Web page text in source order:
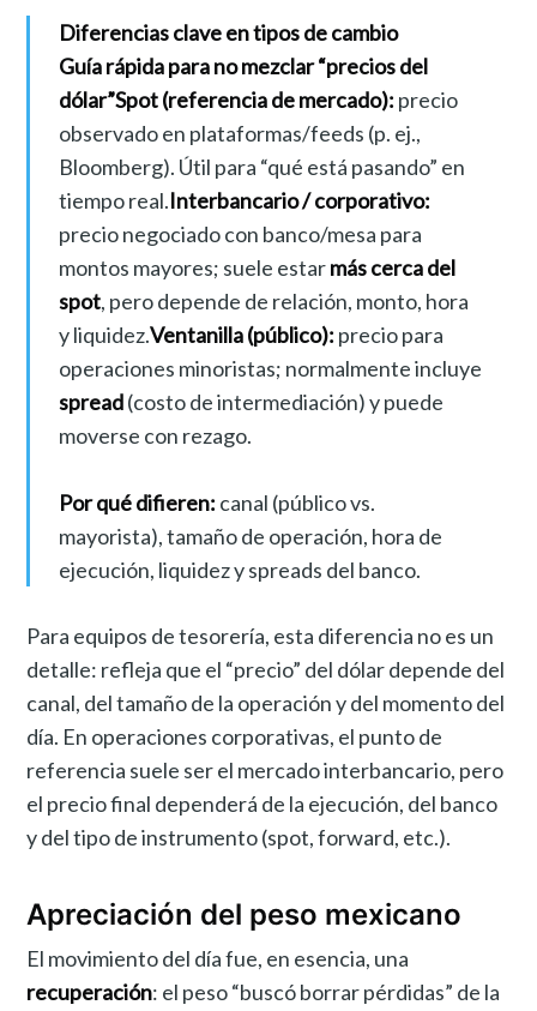
Diferencias clave en tipos de cambio
Guía rápida para no mezclar “precios del
dólar”Spot (referencia de mercado): precio
observado en plataformas/feeds (p. ej.,
Bloomberg). Útil para “qué está pasando” en
tiempo real.Interbancario / corporativo:
precio negociado con banco/mesa para
montos mayores; suele estarmás cerca del
spot, pero depende de relación, monto, hora
y liquidez.Ventanilla (público): precio para
operaciones minoristas; normalmente incluye
spread(costo de intermediación) y puede
moverse con rezago.
Por qué difieren: canal (público vs.
mayorista), tamaño de operación, hora de
ejecución, liquidez y spreads del banco.
Para equipos de tesorería, esta diferencia no es un
detalle: refleja que el “precio” del dólar depende del
canal, del tamaño de la operación y del momento del
día. En operaciones corporativas, el punto de
referencia suele ser el mercado interbancario, pero
el precio final dependerá de la ejecución, del banco
y del tipo de instrumento (spot, forward, etc.).
Apreciación del peso mexicano
El movimiento del día fue, en esencia, una
recuperación: el peso “buscó borrar pérdidas” de la